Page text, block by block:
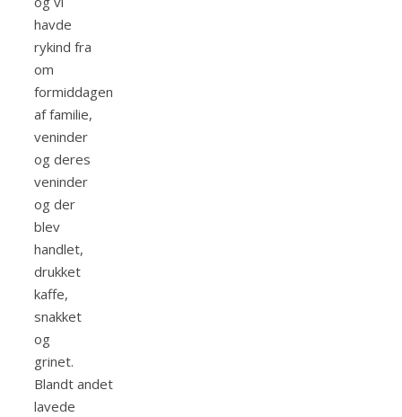
havde
rykind fra
om
formiddagen
af familie,
veninder
og deres
veninder
og der
blev
handlet,
drukket
kaffe,
snakket
og
grinet.
Blandt andet
lavede